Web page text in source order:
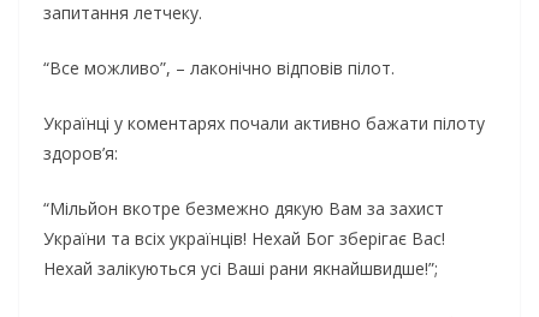
запитання летчеку.
“Все можливо”, – лаконічно відповів пілот.
Українці у коментарях почали активно бажати пілоту
здоров’я:
“Мільйон вкотре безмежно дякую Вам за захист
України та всіх українців! Нехай Бог зберігає Вас!
Нехай залікуються усі Ваші рани якнайшвидше!”;